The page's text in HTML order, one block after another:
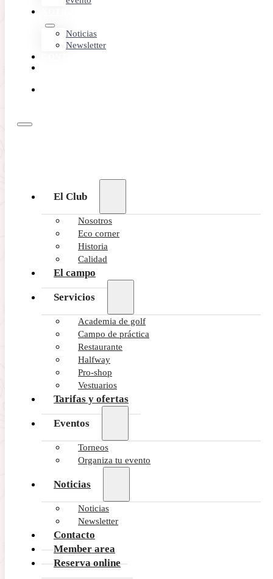
Noticias
Newsletter
El Club
Nosotros
Eco corner
Historia
Calidad
El campo
Servicios
Academia de golf
Campo de práctica
Restaurante
Halfway
Pro-shop
Vestuarios
Tarifas y ofertas
Eventos
Torneos
Organiza tu evento
Noticias
Noticias
Newsletter
Contacto
Member area
Reserva online